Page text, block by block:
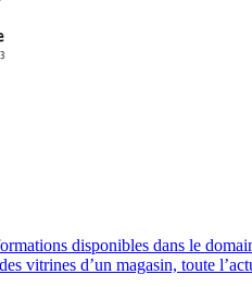
disponibles dans le
vitrines d’un magasin, toute